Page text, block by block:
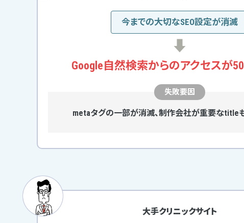
今までの大切なSEO設定が消滅
Google自然検索からのアクセスが
失敗要因
metaタグの一部が消滅、制作会社が重要なtitle
大手クリニックサイト